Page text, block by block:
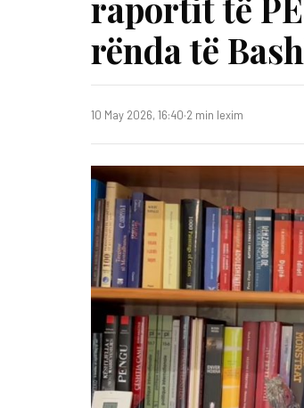
rënda të
10 May 2026, 16:40·2 min lexim